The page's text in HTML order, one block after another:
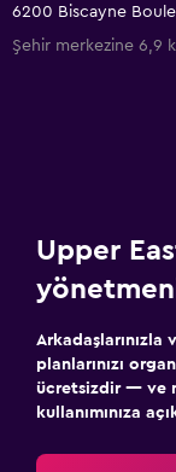
6200 Biscayne
Şehir merkezine 6,9
Upper
Arkadaşlarınızla
planlarınızı
ücretsizdir — ve
kullanımınıza